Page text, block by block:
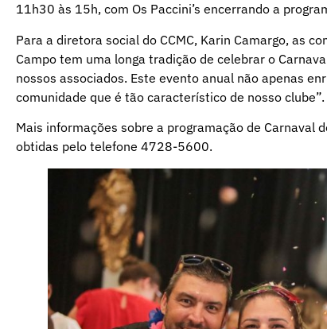
11h30 às 15h, com Os Paccini’s encerrando a
Para a diretora social do CCMC, Karin Camargo, as
Campo tem uma longa tradição de celebrar o
nossos associados. Este evento anual não apenas
comunidade que é tão característico de nosso
Mais informações sobre a programação de Carnaval
obtidas pelo telefone 4728-5600.